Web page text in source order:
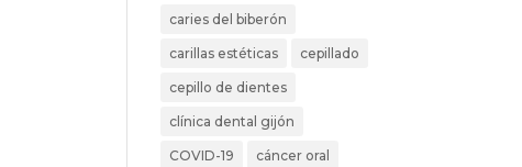
caries del biberón
carillas estéticas cepillado
cepillo de dientes
clínica dental gijón
COVID-19 cáncer oral